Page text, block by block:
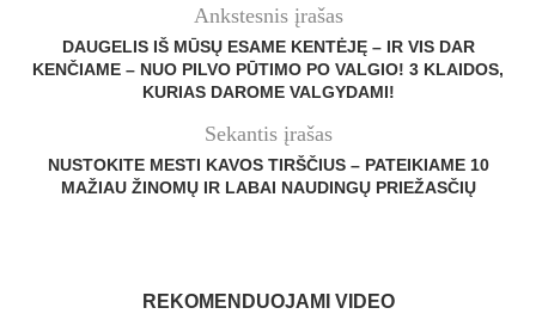
Ankstesnis įrašas
DAUGELIS IŠ MŪSŲ ESAME KENTĖJĘ – IR VIS DAR
KENČIAME – NUO ​​PILVO PŪTIMO PO VALGIO! 3 KLAIDOS,
KURIAS DAROME VALGYDAMI!
Sekantis įrašas
NUSTOKITE MESTI KAVOS TIRŠČIUS – PATEIKIAME 10
MAŽIAU ŽINOMŲ IR LABAI NAUDINGŲ PRIEŽASČIŲ
REKOMENDUOJAMI VIDEO